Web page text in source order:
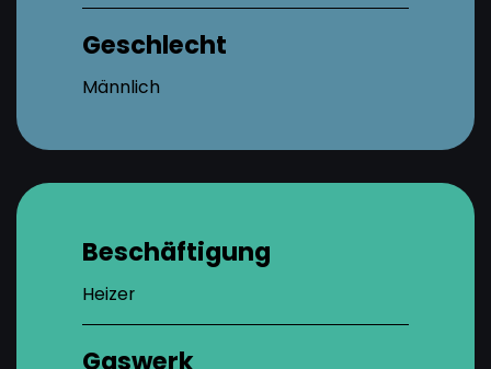
Geschlecht
Männlich
Beschäftigung
Heizer
Gaswerk